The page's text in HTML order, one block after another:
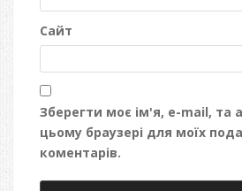
Сайт
Зберегти моє ім'я, e-mail, та
цьому браузері для моїх
коментарів.